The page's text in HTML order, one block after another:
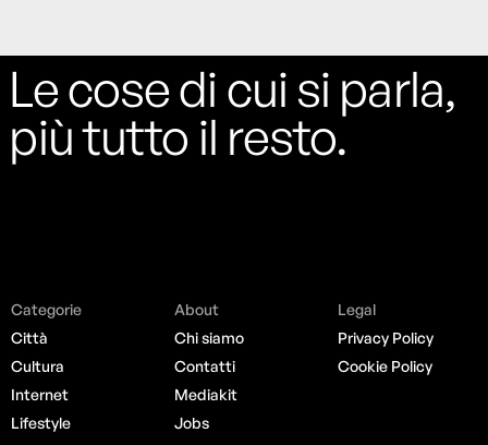
Le cose di cui si parla,
più tutto il resto.
Categorie
Città
Cultura
Internet
Lifestyle
About
Chi siamo
Contatti
Mediakit
Jobs
Legal
Privacy Policy
Cookie Policy